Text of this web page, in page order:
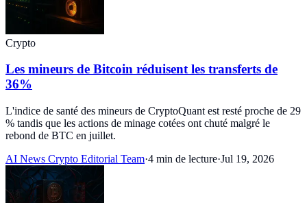
Crypto
Les mineurs de Bitcoin réduisent les transferts de
36%
L'indice de santé des mineurs de CryptoQuant est resté proche de 29
% tandis que les actions de minage cotées ont chuté malgré le
rebond de BTC en juillet.
AI News Crypto Editorial Team·4 min de lecture·Jul 19, 2026